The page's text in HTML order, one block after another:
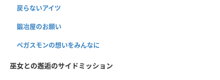
戻らないアイツ
鍛冶屋のお願い
ペガスモンの想いをみんなに
巫女との邂逅のサイドミッション